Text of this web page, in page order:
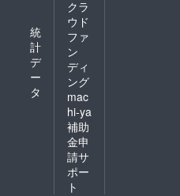
統
計
デ
ー
タ
クラ
ウド
ファ
ン
ディ
ング
mac
hi-ya
補助
金申
請サ
ポー
ト